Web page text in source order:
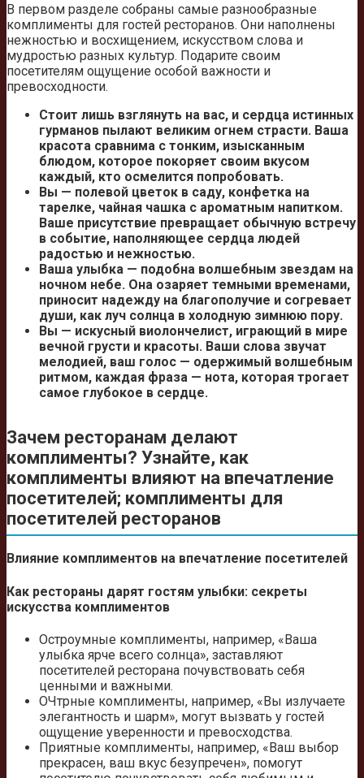
В первом разделе собраны самые разнообразные
комплименты для гостей ресторанов. Они наполнены
нежностью и восхищением, искусством слова и
мудростью разных культур. Подарите своим
посетителям ощущение особой важности и
превосходности.
Стоит лишь взглянуть на вас, и сердца истинных
гурманов пылают великим огнем страсти. Ваша
красота сравнима с тонким, изысканным
блюдом, которое покоряет своим вкусом
каждый, кто осмелится попробовать.
Вы — полевой цветок в саду, конфетка на
тарелке, чайная чашка с ароматным напитком.
Ваше присутствие превращает обычную встречу
в событие, наполняющее сердца людей
радостью и нежностью.
Ваша улыбка — подобна волшебным звездам на
ночном небе. Она озаряет темными временами,
приносит надежду на благополучие и согревает
души, как луч солнца в холодную зимнюю пору.
Вы — искусный виолончелист, играющий в мире
вечной грусти и красоты. Ваши слова звучат
мелодией, ваш голос — одержимый волшебным
ритмом, каждая фраза — нота, которая трогает
самое глубокое в сердце.
Зачем ресторанам делают
комплименты? Узнайте, как
комплименты влияют на впечатление
посетителей; комплименты для
посетителей ресторанов
Влияние комплиментов на впечатление посетителей
Как рестораны дарят гостям улыбки: секреты
искусства комплиментов
Остроумные комплименты, например, «Ваша
улыбка ярче всего солнца», заставляют
посетителей ресторана почувствовать себя
ценными и важными.
ОЧтрные комплименты, например, «Вы излучаете
элегантность и шарм», могут вызвать у гостей
ощущение уверенности и превосходства.
Приятные комплименты, например, «Ваш выбор
прекрасен, ваш вкус безупречен», помогут